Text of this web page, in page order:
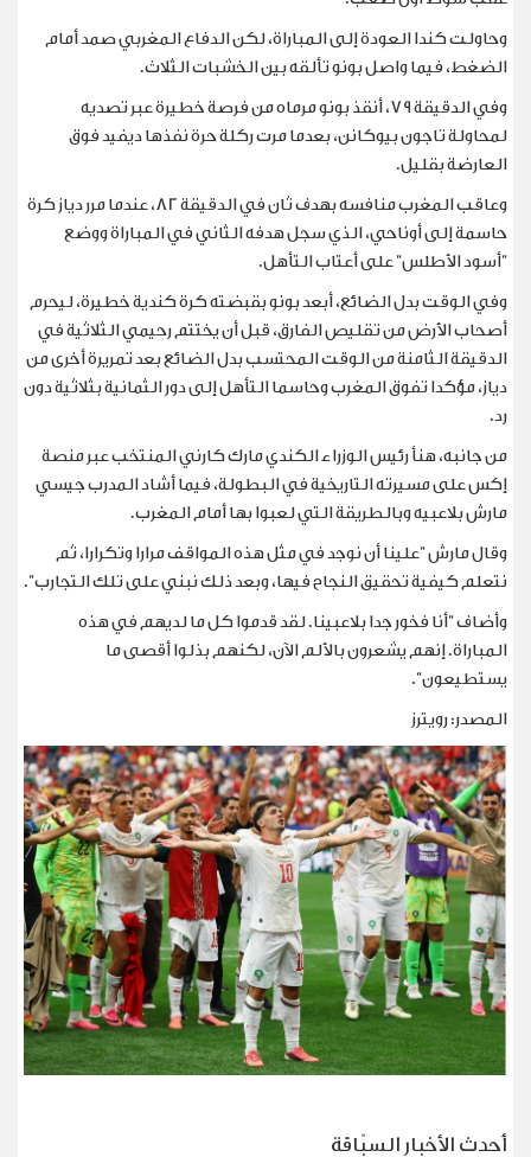
وحاولت كندا العودة إلى المباراة، لكن الدفاع المغربي صمد أمام
الضغط، فيما واصل بونو تألقه بين الخشبات ⁠الثلاث.
وفي الدقيقة 79، أنقذ بونو مرماه من فرصة خطيرة عبر تصديه
لمحاولة تاجون بيوكانن، بعدما مرت ركلة حرة نفذها ديفيد فوق
العارضة بقليل.
وعاقب المغرب منافسه بهدف ثان في الدقيقة 82، عندما مرر دياز كرة
حاسمة إلى أوناحي، الذي سجل هدفه الثاني في المباراة ووضع
"أسود الأطلس" على أعتاب التأهل.
وفي الوقت بدل الضائع، أبعد بونو بقبضته كرة كندية خطيرة، ليحرم
أصحاب الأرض من تقليص الفارق، قبل أن يختتم رحيمي الثلاثية في
الدقيقة الثامنة من الوقت المحتسب بدل الضائع بعد تمريرة أخرى من
⁠دياز، مؤكدا تفوق المغرب وحاسما التأهل إلى دور الثمانية بثلاثية دون
رد.
من جانبه، هنأ رئيس الوزراء الكندي مارك كارني المنتخب عبر منصة
إكس على مسيرته التاريخية في البطولة، فيما أشاد المدرب جيسي
مارش بلاعبيه وبالطريقة التي لعبوا بها أمام المغرب.
وقال مارش "علينا أن نوجد في مثل هذه المواقف مرارا وتكرارا، ثم
نتعلم كيفية تحقيق النجاح فيها، وبعد ذلك نبني على تلك التجارب".
وأضاف "أنا فخور جدا بلاعبينا. لقد قدموا كل ما لديهم في هذه
المباراة. إنهم يشعرون بالألم الآن، لكنهم بذلوا أقصى ما
يستطيعون".
المصدر: رويترز
أحدث الأخبار السبّاقة